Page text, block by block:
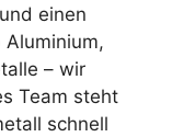
einen
Aluminium,
– wir
Team steht
schnell